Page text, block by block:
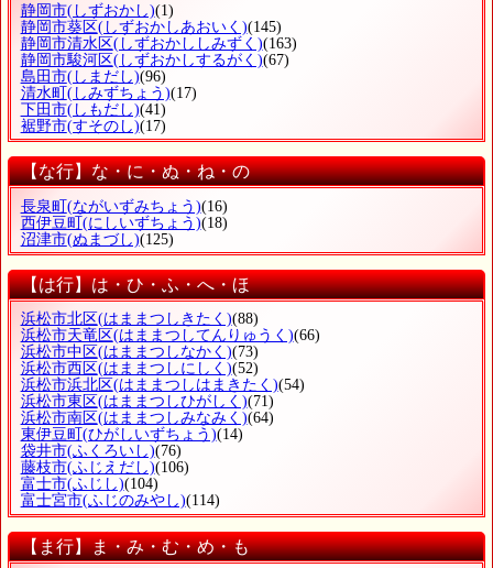
静岡市(しずおかし)(1)
静岡市葵区(しずおかしあおいく)(145)
静岡市清水区(しずおかししみずく)(163)
静岡市駿河区(しずおかしするがく)(67)
島田市(しまだし)(96)
清水町 (しみずちょう)(17)
下田市(しもだし)(41)
裾野市(すそのし)(17)
【な行】な・に・ぬ・ね・の
長泉町(ながいずみちょう)(16)
西伊豆町(にしいずちょう)(18)
沼津市(ぬまづし)(125)
【は行】は・ひ・ふ・へ・ほ
浜松市北区(はままつしきたく)(88)
浜松市天竜区(はままつしてんりゅうく)(66)
浜松市中区(はままつしなかく)(73)
浜松市西区(はままつしにしく)(52)
浜松市浜北区(はままつしはまきたく)(54)
浜松市東区(はままつしひがしく)(71)
浜松市南区(はままつしみなみく)(64)
東伊豆町 (ひがしいずちょう)(14)
袋井市(ふくろいし)(76)
藤枝市(ふじえだし)(106)
富士市(ふじし)(104)
富士宮市(ふじのみやし)(114)
【ま行】ま・み・む・め・も